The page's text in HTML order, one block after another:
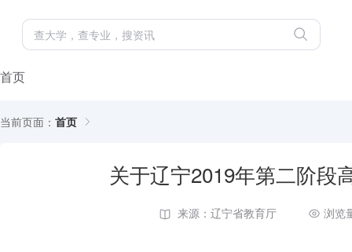
首页
当前页面： 首页
关于辽宁2019年第二阶段
来源：辽宁省教育厅 浏览